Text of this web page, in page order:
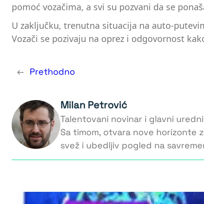
pomoć vozačima, a svi su pozvani da se
U zaključku, trenutna situacija na auto-
Vozači se pozivaju na oprez i odgovornost
← Prethodno
Milan Petrović
Talentovani novinar i glavni
Sa timom, otvara nove horizonte
svež i ubedljiv pogled na